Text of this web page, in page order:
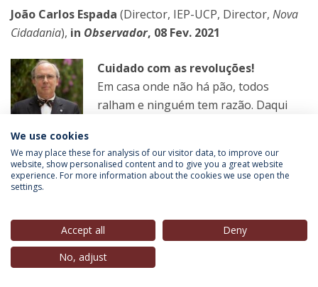
João Carlos Espada (Director, IEP-UCP, Director, Nova
Cidadania), in Observador, 08 Fev. 2021
Cuidado com as revoluções!
Em casa onde não há pão, todos
ralham e ninguém tem razão. Daqui
terminam. Por isso, os democratas não
gostam de revoluções.
LER MAIS
We use cookies
We may place these for analysis of our visitor data, to improve our
website, show personalised content and to give you a great website
experience. For more information about the cookies we use open the
settings.
Accept all
Deny
No, adjust